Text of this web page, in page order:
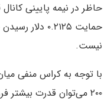
حاظر در نیمه پایینی
حمایت ۰.۲۱۲۵
نیست.
۲۰۰ می‌توان قدرت بیشتر